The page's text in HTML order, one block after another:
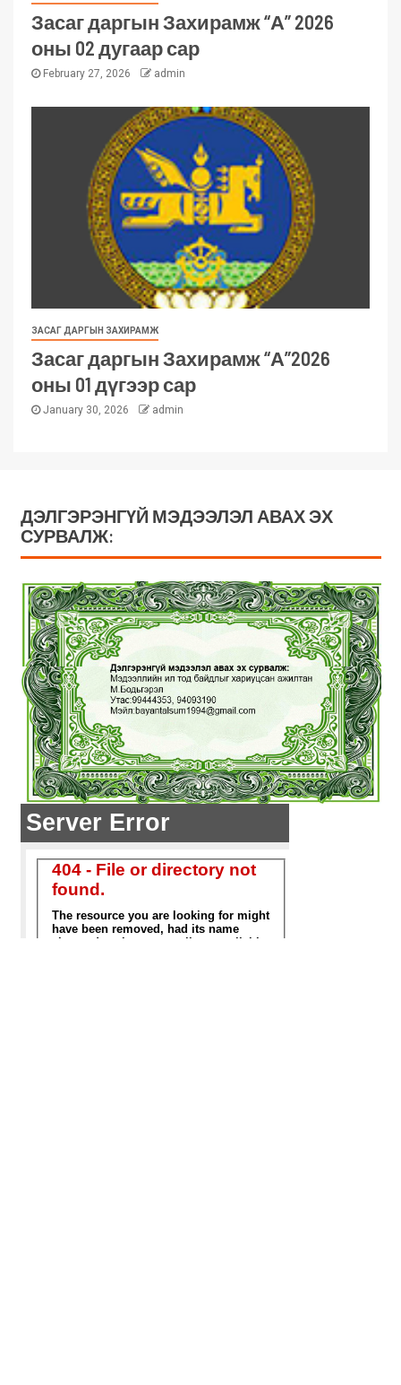
Засаг даргын Захирамж “А” 2026
оны 02 дугаар сар
February 27, 2026 admin
ЗАСАГ ДАРГЫН ЗАХИРАМЖ
Засаг даргын Захирамж “А”2026
оны 01 дүгээр сар
January 30, 2026 admin
ДЭЛГЭРЭНГҮЙ МЭДЭЭЛЭЛ АВАХ ЭХ
СУРВАЛЖ: